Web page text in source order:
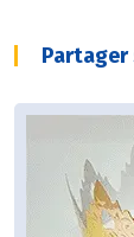
Partager